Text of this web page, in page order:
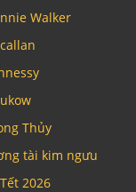
Walker
Thủy
tài kim ngưu
2026